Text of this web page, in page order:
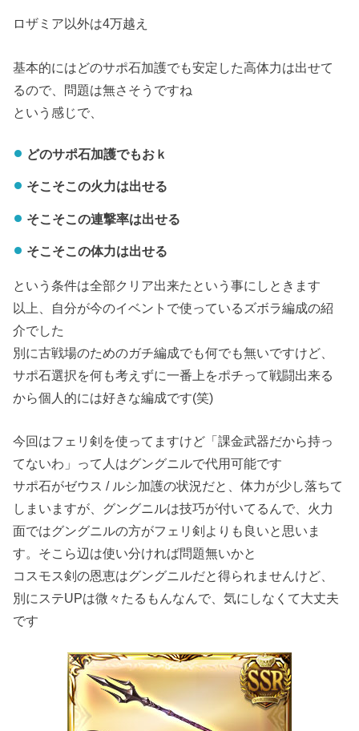
ロザミア以外は4万越え
基本的にはどのサポ石加護でも安定した高体力は出せて
るので、問題は無さそうですね
という感じで、
どのサポ石加護でもおｋ
そこそこの火力は出せる
そこそこの連撃率は出せる
そこそこの体力は出せる
という条件は全部クリア出来たという事にしときます
以上、自分が今のイベントで使っているズボラ編成の紹
介でした
別に古戦場のためのガチ編成でも何でも無いですけど、
サポ石選択を何も考えずに一番上をポチって戦闘出来る
から個人的には好きな編成です(笑)
今回はフェリ剣を使ってますけど「課金武器だから持っ
てないわ」って人はグングニルで代用可能です
サポ石がゼウス / ルシ加護の状況だと、体力が少し落ちて
しまいますが、グングニルは技巧が付いてるんで、火力
面ではグングニルの方がフェリ剣よりも良いと思いま
す。そこら辺は使い分ければ問題無いかと
コスモス剣の恩恵はグングニルだと得られませんけど、
別にステUPは微々たるもんなんで、気にしなくて大丈夫
です